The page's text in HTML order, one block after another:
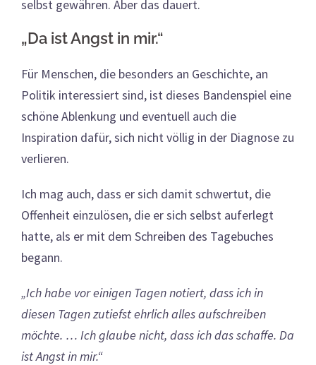
selbst gewähren. Aber das dauert.
„Da ist Angst in mir.“
Für Menschen, die besonders an Geschichte, an
Politik interessiert sind, ist dieses Bandenspiel eine
schöne Ablenkung und eventuell auch die
Inspiration dafür, sich nicht völlig in der Diagnose zu
verlieren.
Ich mag auch, dass er sich damit schwertut, die
Offenheit einzulösen, die er sich selbst auferlegt
hatte, als er mit dem Schreiben des Tagebuches
begann.
„Ich habe vor einigen Tagen notiert, dass ich in
diesen Tagen zutiefst ehrlich alles aufschreiben
möchte. … Ich glaube nicht, dass ich das schaffe. Da
ist Angst in mir.“